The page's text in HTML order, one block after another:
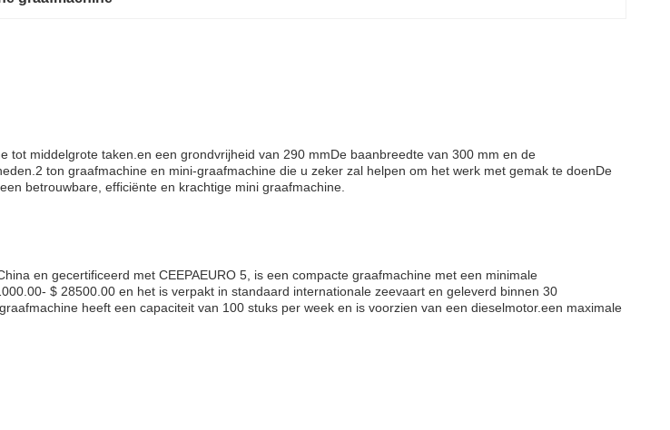
middelgrote taken.en een grondvrijheid van 290 mmDe baanbreedte van 300 mm en de
ton graafmachine en mini-graafmachine die u zeker zal helpen om het werk met gemak te doenDe
betrouwbare, efficiënte en krachtige mini graafmachine.
en gecertificeerd met CEEPAEURO 5, is een compacte graafmachine met een minimale
$ 28500.00 en het is verpakt in standaard internationale zeevaart en geleverd binnen 30
heeft een capaciteit van 100 stuks per week en is voorzien van een dieselmotor.een maximale